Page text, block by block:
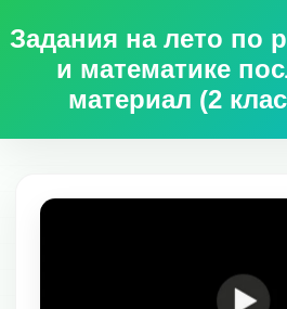
Задания на лето по
и математике
материал (2